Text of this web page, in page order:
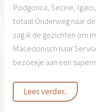
Podgorica, Secine,
totaal Onderweg naar
zag ik de gezichten om
Macedonisch naar
bezoekje aan een
Bikkelen
in
Lees verder..